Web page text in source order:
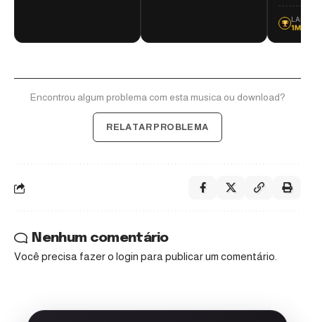
1MZ
Encontrou algum problema com esta musica ou download?
RELATAR PROBLEMA
Nenhum comentário
Você precisa fazer o login para publicar um comentário.